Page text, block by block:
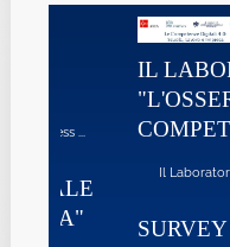
IL
Il Laboratorio CFC ha
SURVEY